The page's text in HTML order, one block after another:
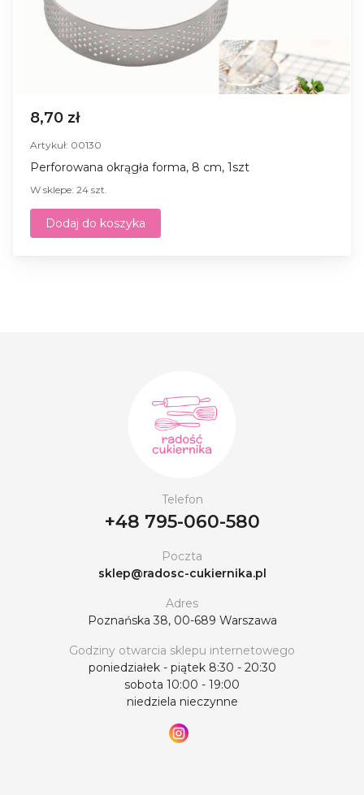
8,70 zł
Artykuł: 00130
Perforowana okrągła forma, 8 cm, 1szt
W sklepe: 24 szt.
Dodaj do koszyka
Telefon
+48 795-060-580
Poczta
sklep@radosc-cukiernika.pl
Adres
Poznańska 38, 00-689 Warszawa
Godziny otwarcia sklepu internetowego
poniedziałek - piątek 8:30 - 20:30
sobota 10:00 - 19:00
niedziela nieczynne